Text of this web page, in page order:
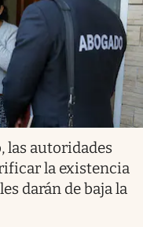
las autoridades
la existencia
darán de baja la